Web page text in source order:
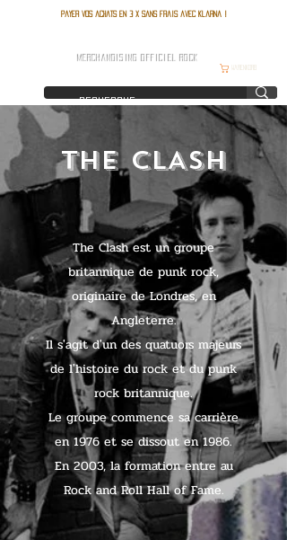
Payer vos achats en 3 x sans frais avec Klarna !
Warenkorb
MERCHANDISING OFFICIEL ROCK
THE CLASH
The Clash est un groupe
britannique de punk rock,
originaire de Londres, en
Angleterre.
Il s'agit d'un des quatuors majeurs
de l'histoire du rock et du punk
rock britannique.
Le groupe commence sa carrière
en 1976 et se dissout en 1986.
En 2003, la formation entre au
Rock and Roll Hall of Fame.